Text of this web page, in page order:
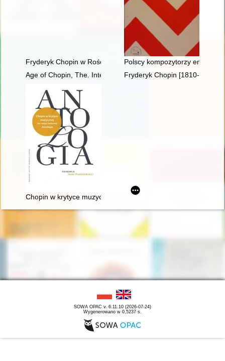
Fryderyk Chopin w RościszewiePolscy kompozytorzy
Age of Chopin, The. Interdisciplinary inquiriesFryderyk Chopin [1810-1949]
Chopin w krytyce muzycznej (do I wojny światowej). Antologia
SOWA OPAC v. 6.11.10 (2026-07-24)
Wygenerowano w 0,5237 s.